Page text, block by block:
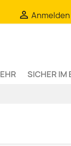
 Anmelden
SICHER IM